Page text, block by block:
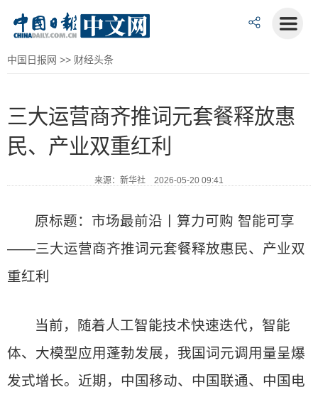
中国日报网 >> 财经头条
三大运营商齐推词元套餐释放惠
民、产业双重红利
来源：新华社 2026-05-20 09:41
原标题：市场最前沿丨算力可购 智能可享
——三大运营商齐推词元套餐释放惠民、产业双
重红利
当前，随着人工智能技术快速迭代，智能
体、大模型应用蓬勃发展，我国词元调用量呈爆
发式增长。近期，中国移动、中国联通、中国电